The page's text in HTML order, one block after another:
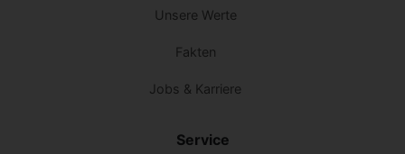
Unsere Werte
Fakten
Jobs & Karriere
Service